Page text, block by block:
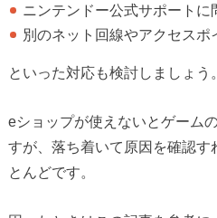
ニンテンドー公式サポートに
別のネット回線やアクセスポ
といった対応も検討しましょう。
eショップが使えないとゲーム
すが、落ち着いて原因を確認す
とんどです。